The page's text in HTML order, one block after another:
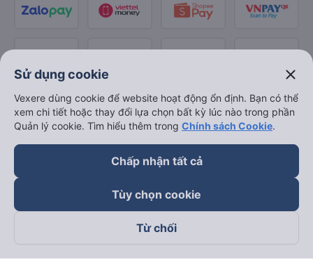
Theo dõi chúng tôi trên
Sử dụng cookie close
Vexere dùng cookie để website hoạt động ổn định. Bạn có thể
xem chi tiết hoặc thay đổi lựa chọn bất kỳ lúc nào trong phần
Quản lý cookie. Tìm hiểu thêm trong Chính sách Cookie.
Chấp nhận tất cả
Tùy chọn cookie
Từ chối